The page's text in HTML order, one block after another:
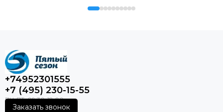
+74952301555
+7 (495) 230-15-55
Заказать звонок